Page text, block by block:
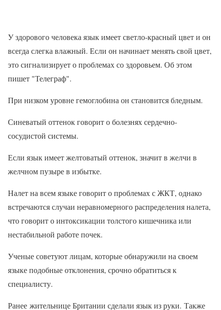
У здорового человека язык имеет светло-красный цвет и он
всегда слегка влажный. Если он начинает менять свой цвет,
это сигнализирует о проблемах со здоровьем. Об этом
пишет "Телеграф".
При низком уровне гемоглобина он становится бледным.
Синеватый оттенок говорит о болезнях сердечно-
сосудистой системы.
Если язык имеет желтоватый оттенок, значит в желчи в
желчном пузыре в избытке.
Налет на всем языке говорит о проблемах с ЖКТ, однако
встречаются случаи неравномерного распределения налета,
что говорит о интоксикации толстого кишечника или
нестабильной работе почек.
Ученые советуют лицам, которые обнаружили на своем
языке подобные отклонения, срочно обратиться к
специалисту.
Ранее жительнице Британии сделали язык из руки. Также